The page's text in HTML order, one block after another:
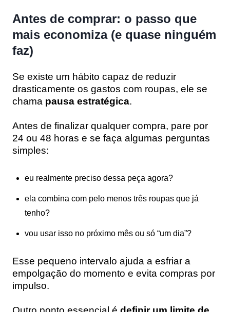
Antes de comprar: o passo que
mais economiza (e quase ninguém
faz)
Se existe um hábito capaz de reduzir
drasticamente os gastos com roupas, ele se
chama pausa estratégica.
Antes de finalizar qualquer compra, pare por
24 ou 48 horas e se faça algumas perguntas
simples:
eu realmente preciso dessa peça agora?
ela combina com pelo menos três roupas que já
tenho?
vou usar isso no próximo mês ou só “um dia”?
Esse pequeno intervalo ajuda a esfriar a
empolgação do momento e evita compras por
impulso.